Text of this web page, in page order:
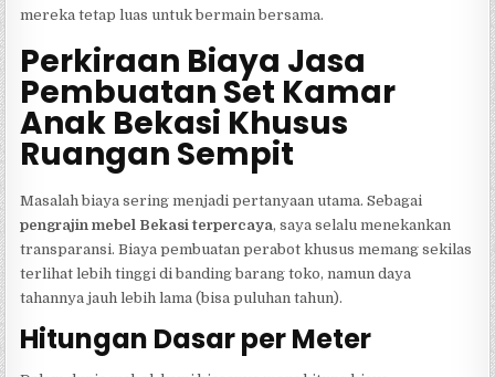
mereka tetap luas untuk bermain bersama.
Perkiraan Biaya Jasa
Pembuatan Set Kamar
Anak Bekasi Khusus
Ruangan Sempit
Masalah biaya sering menjadi pertanyaan utama. Sebagai
pengrajin mebel Bekasi terpercaya, saya selalu menekankan
transparansi. Biaya pembuatan perabot khusus memang sekilas
terlihat lebih tinggi di banding barang toko, namun daya
tahannya jauh lebih lama (bisa puluhan tahun).
Hitungan Dasar per Meter